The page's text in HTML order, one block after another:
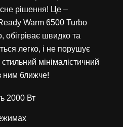
рішення! Це –
Warm 6500 Turbo
швидко та
легко, і не порушує
мінімалістичний
ним ближче!
2000 Вт